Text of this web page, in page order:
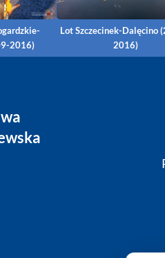
2016)
Lot Szczecinek-Dalęcino
2016)